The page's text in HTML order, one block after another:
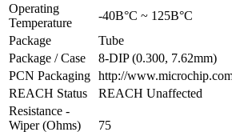
Operating
Temperature
-40В°C ~ 125В°C
Package
Tube
Package / Case
8-DIP (0.300, 7.62mm)
PCN Packaging http://
REACH Status
REACH Unaffected
Resistance -
Wiper (Ohms)
75